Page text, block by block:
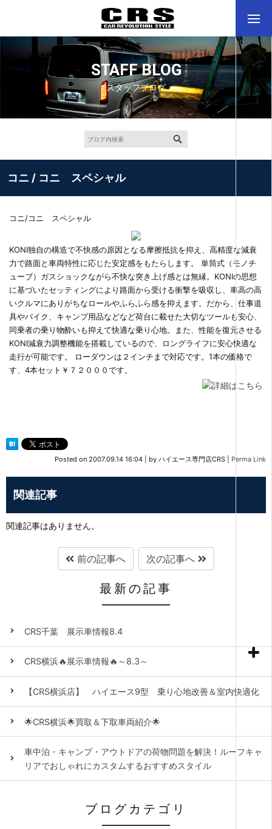
STAFF BLOG
スタッフブログ
コニ / コニ スペシャル
コニ/コニ スペシャル
KONI独自の構造で不快感の原因となる摩擦抵抗を抑え、高精度な減衰
力で路面と車両特性に応じた安定感をもたらします。 単筒式（モノチ
ューブ）ガスショックながら不快な突き上げ感とは無縁。KONIの思想
に基づいたセッティングにより路面から受ける衝撃を吸収し、車高の高
いクルマにありがちなロールやふらふら感を抑えます。だから、仕事道
具やバイク、キャンプ用品などなど荷台に載せた大切なツールも安心、
同乗者の乗り物酔いも抑えて快適な乗り心地。また、性能を復元させる
KONI減衰力調整機能を搭載しているので、ロングライフに安心快適な
走行が可能です。 ローダウンは２インチまで対応です。1本の価格で
す、4本セット￥７２０００です。
Posted on 2007.09.14 16:04 by ハイエース専門店CRS Perma Link
関連記事
関連記事はありません。
前の記事へ 次の記事へ
最新の記事
CRS千葉 展示車情報8.4
CRS横浜🔥展示車情報🔥～8.3～
【CRS横浜店】 ハイエース9型 乗り心地改善＆室内快適化
🌟CRS横浜🌟買取＆下取車両紹介🌟
車中泊・キャンプ・アウトドアの荷物問題を解決！ルーフキャ
リアでおしゃれにカスタムするおすすめスタイル
ブログカテゴリ